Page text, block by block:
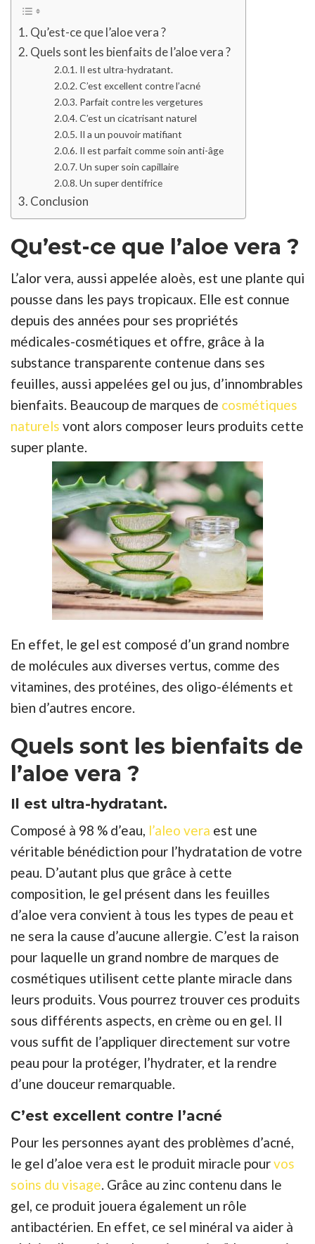
Qu’est-ce que l’aloe vera ?
Quels sont les bienfaits de l’aloe vera ?
Il est ultra-hydratant.
C’est excellent contre l’acné
Parfait contre les vergetures
C’est un cicatrisant naturel
Il a un pouvoir matifiant
Il est parfait comme soin anti-âge
Un super soin capillaire
Un super dentifrice
Conclusion
Qu’est-ce que l’aloe vera ?
L’alor vera, aussi appelée aloès, est une plante qui
pousse dans les pays tropicaux. Elle est connue
depuis des années pour ses propriétés
médicales-cosmétiques et offre, grâce à la
substance transparente contenue dans ses
feuilles, aussi appelées gel ou jus, d’innombrables
bienfaits. Beaucoup de marques de cosmétiques
naturels vont alors composer leurs produits cette
super plante.
En effet, le gel est composé d’un grand nombre
de molécules aux diverses vertus, comme des
vitamines, des protéines, des oligo-éléments et
bien d’autres encore.
Quels sont les bienfaits de
l’aloe vera ?
Il est ultra-hydratant.
Composé à 98 % d’eau, l’aleo vera est une
véritable bénédiction pour l’hydratation de votre
peau. D’autant plus que grâce à cette
composition, le gel présent dans les feuilles
d’aloe vera convient à tous les types de peau et
ne sera la cause d’aucune allergie. C’est la raison
pour laquelle un grand nombre de marques de
cosmétiques utilisent cette plante miracle dans
leurs produits. Vous pourrez trouver ces produits
sous différents aspects, en crème ou en gel. Il
vous suffit de l’appliquer directement sur votre
peau pour la protéger, l’hydrater, et la rendre
d’une douceur remarquable.
C’est excellent contre l’acné
Pour les personnes ayant des problèmes d’acné,
le gel d’aloe vera est le produit miracle pourvos
soins du visage . Grâce au zinc contenu dans le
gel, ce produit jouera également un rôle
antibactérien. En effet, ce sel minéral va aider à